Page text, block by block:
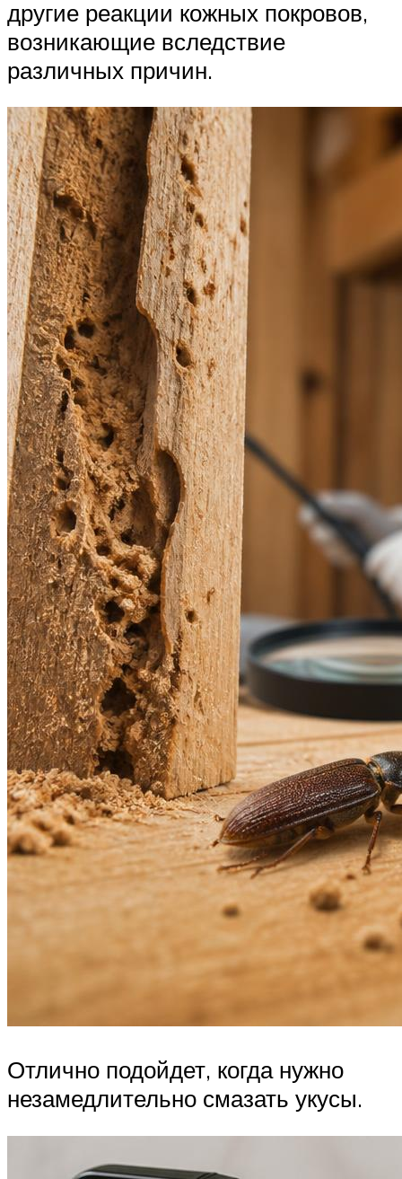
другие реакции кожных покровов,
возникающие вследствие
различных причин.
Отлично подойдет, когда нужно
незамедлительно смазать укусы.